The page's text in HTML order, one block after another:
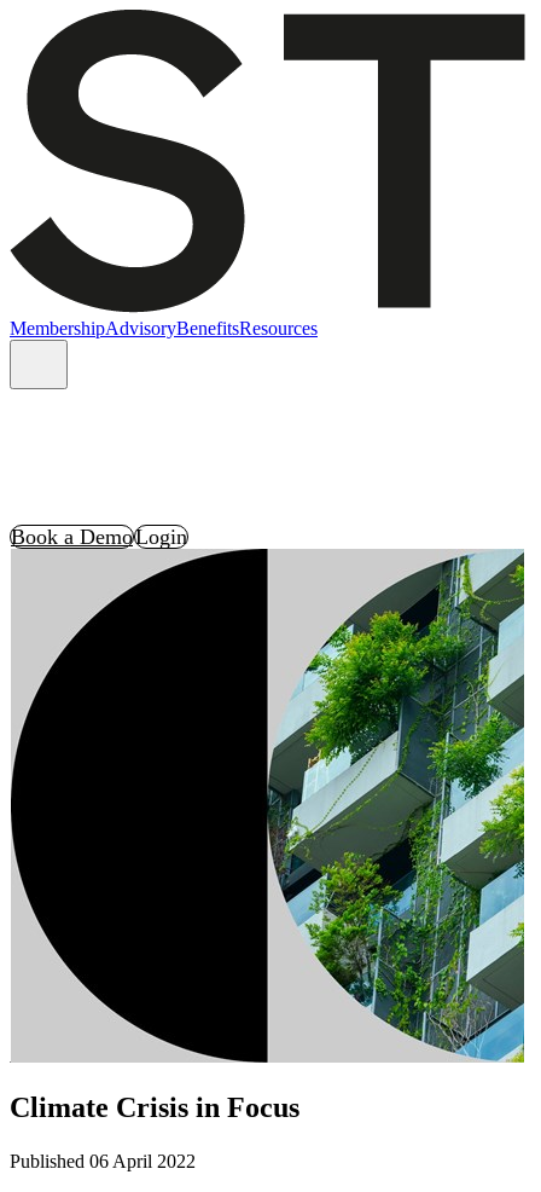
MembershipAdvisoryBenefitsResources
Book a DemoLogin
Climate Crisis in Focus
Published 06 April 2022